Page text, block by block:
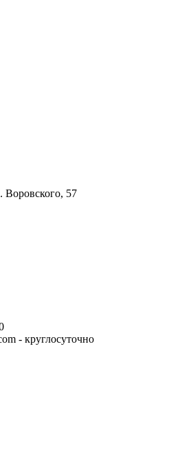
Воровского, 57
- круглосуточно